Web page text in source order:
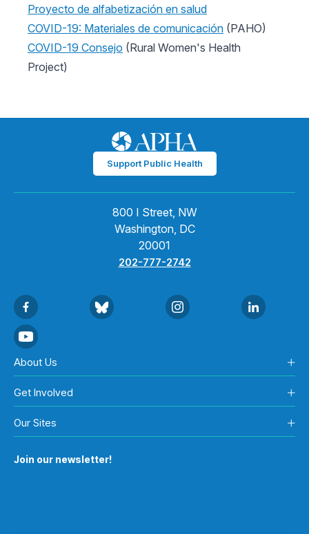
Proyecto de alfabetización en salud
COVID-19: Materiales de comunicación (PAHO)
COVID-19 Consejo (Rural Women's Health
Project)
Support Public Health
800 I Street, NW
Washington, DC
20001
202-777-2742
About Us
Get Involved
Our Sites
Join our newsletter!